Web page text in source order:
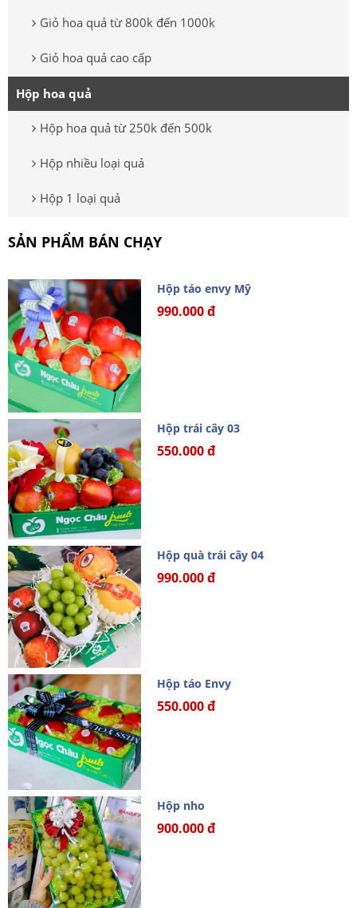
Giỏ hoa quả từ 800k đến 1000k
Giỏ hoa quả cao cấp
Hộp hoa quả
Hộp hoa quả từ 250k đến 500k
Hộp nhiều loại quả
Hộp 1 loại quả
SẢN PHẨM BÁN CHẠY
Hộp táo envy Mỹ
990.000 đ
Hộp trái cây 03
550.000 đ
Hộp quà trái cây 04
990.000 đ
Hộp táo Envy
550.000 đ
Hộp nho
900.000 đ